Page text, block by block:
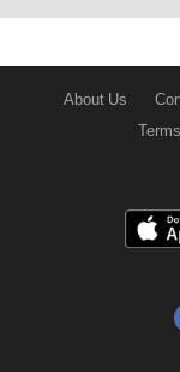
About Us